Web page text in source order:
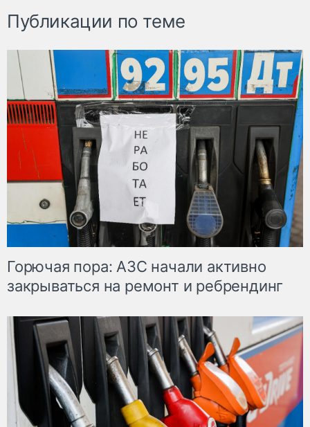
Публикации по теме
Горючая пора: АЗС начали активно
закрываться на ремонт и ребрендинг